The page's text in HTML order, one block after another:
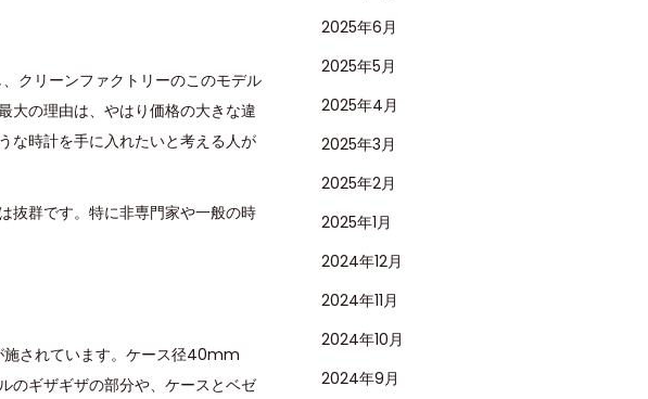
クリーンファクトリーのこのモデル
大の理由は、やはり価格の大きな違
な時計を手に入れたいと考える人が
抜群です。特に非専門家や一般の時
施されています。ケース径40mm
のギザギザの部分や、ケースとベゼ
2025年6月
2025年5月
2025年4月
2025年3月
2025年2月
2025年1月
2024年12月
2024年11月
2024年10月
2024年9月